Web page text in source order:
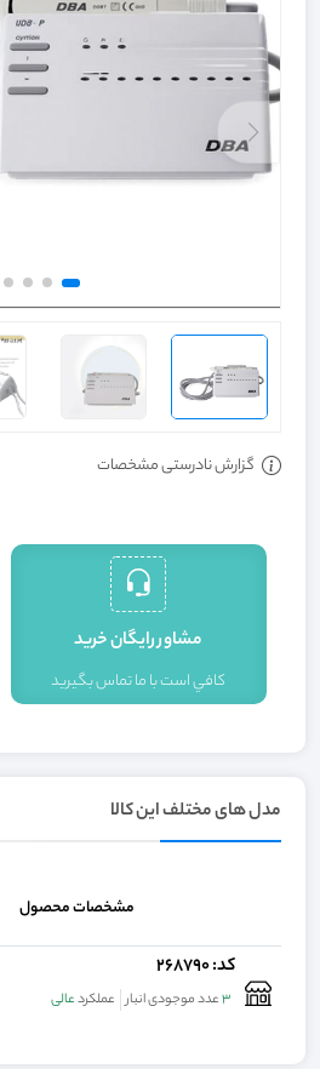
گزارش نادرستی مشخصات
مشاور رايگان خريد
کافي است با ما تماس بگيريد
مدل های مختلف این کالا
مشخصات محصول
کد: 268790
3عدد موجودی انبار عملکردعالی